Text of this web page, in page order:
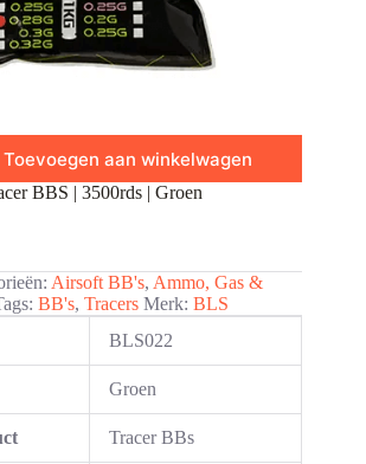
Toevoegen aan winkelwagen
BBS | 3500rds | Groen
Airsoft BB's, Ammo, Gas &
BB's, Tracers Merk: BLS
BLS022
Groen
Tracer BBs